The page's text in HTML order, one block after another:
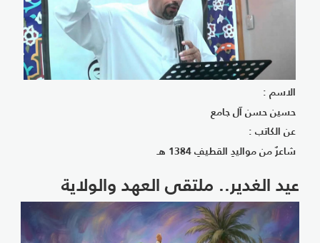
الاسم :
حسين حسن آل جامع
عن الكاتب :
شاعرٌ من مواليدِ القطيفِ 1384 هـ
عيد الغدير.. ملتقى العهد والولاية